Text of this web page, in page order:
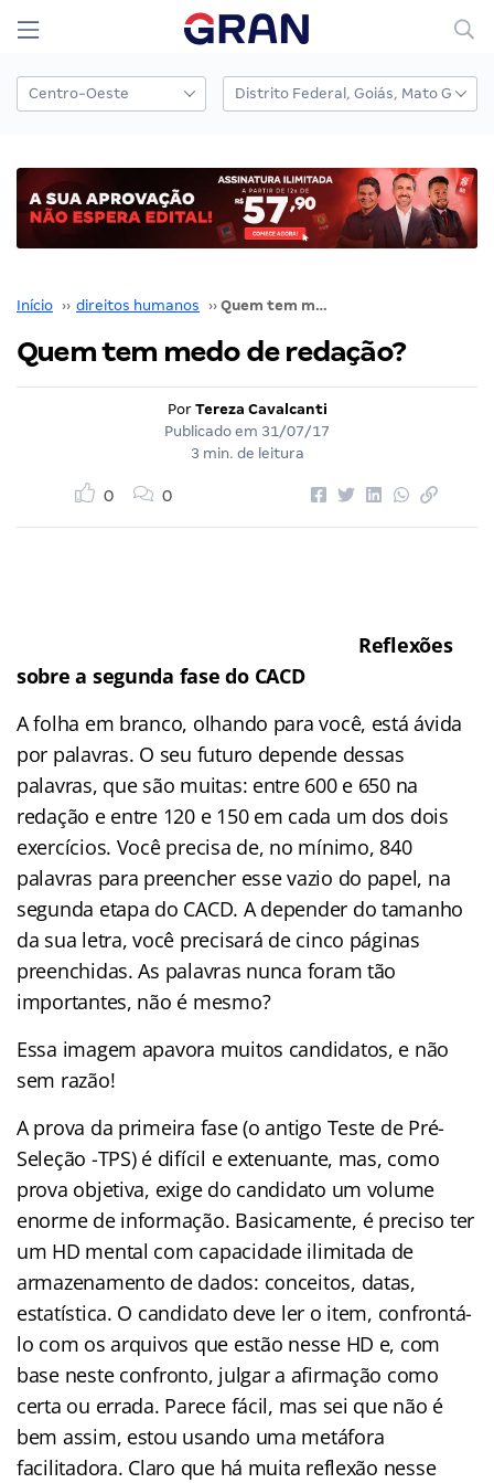
Início ›› direitos humanos ›› Quem tem medo de redação?
Quem tem medo de redação?
Por Tereza Cavalcanti
Publicado em 31/07/17
3 min. de leitura
0 0
Reflexões
sobre a segunda fase do CACD
A folha em branco, olhando para você, está ávida
por palavras. O seu futuro depende dessas
palavras, que são muitas: entre 600 e 650 na
redação e entre 120 e 150 em cada um dos dois
exercícios. Você precisa de, no mínimo, 840
palavras para preencher esse vazio do papel, na
segunda etapa do CACD. A depender do tamanho
da sua letra, você precisará de cinco páginas
preenchidas. As palavras nunca foram tão
importantes, não é mesmo?
Essa imagem apavora muitos candidatos, e não
sem razão!
A prova da primeira fase (o antigo Teste de Pré-
Seleção -TPS) é difícil e extenuante, mas, como
prova objetiva, exige do candidato um volume
enorme de informação. Basicamente, é preciso ter
um HD mental com capacidade ilimitada de
armazenamento de dados: conceitos, datas,
estatística. O candidato deve ler o item, confrontá-
lo com os arquivos que estão nesse HD e, com
base neste confronto, julgar a afirmação como
certa ou errada. Parece fácil, mas sei que não é
bem assim, estou usando uma metáfora
facilitadora. Claro que há muita reflexão nesse